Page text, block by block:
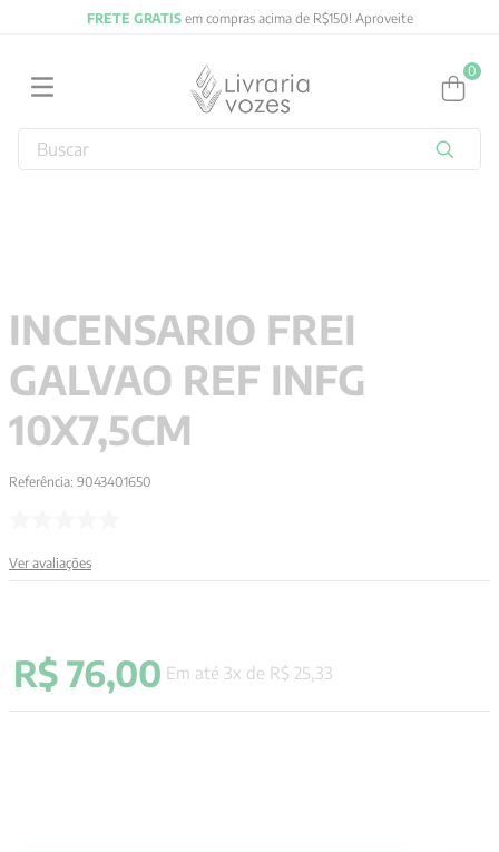
FRETE GRATISem compras acima de R$150! Aproveite
0
Buscar
INCENSARIO FREI
GALVAO REF INFG
10X7,5CM
Referência: 9043401650
Ver avaliações
R$ 76,00 Em até 3x de R$ 25 33
º jung
5º byung chul han
6 º pré venda
7º biblia
8º anselm grun
10º verena kast